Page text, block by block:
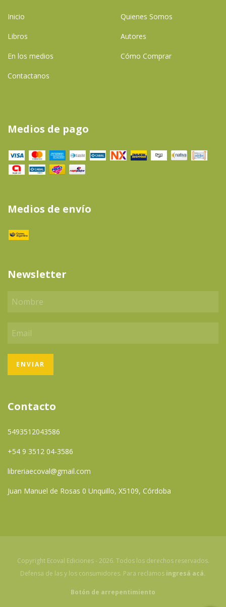
Inicio Quienes Somos
Libros Autores
En los medios Cómo Comprar
Contactanos
Medios de pago
Medios de envío
Newsletter
Contacto
5493512043586
+54 9 3512 04-3586
libreriaecoval@gmail.com
Juan Manuel de Rosas 0 Unquillo, X5109, Córdoba
Copyright Ecoval Ediciones - 2026. Todos los derechos reservados.
Defensa de las y los consumidores. Para reclamos ingresá acá.
Botón de arrepentimiento